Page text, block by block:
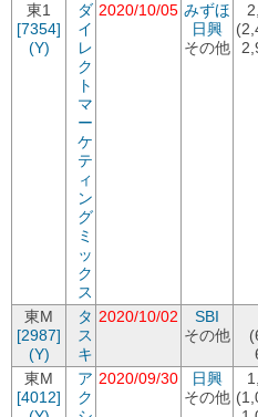
東1
[7354]
(Y)
ダ
イ
レ
ク
ト
マ
ー
ケ
テ
ィ
ン
グ
ミ
ッ
ク
ス
2020/10/05 みずほ
日興
その他
東M
[2987]
(Y)
タ
ス
キ
2020/10/02
SBI
その他
東M
[4012]
ア
ク
2020/09/30
日興
その他